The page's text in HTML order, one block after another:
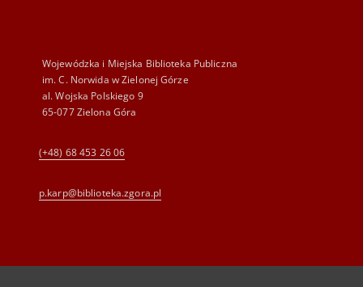
Wojewódzka i Miejska Biblioteka Publiczna
im. C. Norwida w Zielonej Górze
al. Wojska Polskiego 9
65-077 Zielona Góra
(+48) 68 453 26 06
p.karp@biblioteka.zgora.pl